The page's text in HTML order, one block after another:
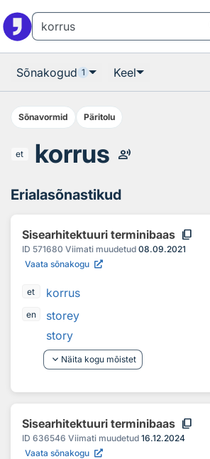
Sõnakogud 1 Keel
Sõnavormid Päritolu
et korrus record_voice_over
Erialasõnastikud
Sisearhitektuuri terminibaas content_copy
ID 571680 Viimati muudetud 08.09.2021
Vaata sõnakogu
et korrus
en
storey
story
keyboard_arrow_down Näita kogu mõistet
Sisearhitektuuri terminibaas content_copy
ID 636546 Viimati muudetud 16.12.2024
Vaata sõnakogu